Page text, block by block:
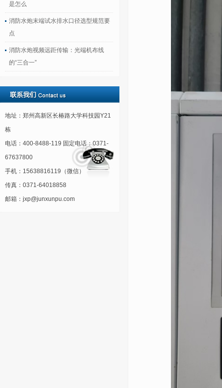
是怎么
消防水炮末端试水排水口径选型规范要
点
消防水炮视频远距传输：光端机布线
的“三合一”
地址：郑州高新区长椿路大学科技园Y21
栋
电话：400-8488-119 固定电话：0371-
67637800
手机：15638816119（微信）
传真：0371-64018858
邮箱：jxp@junxunpu.com